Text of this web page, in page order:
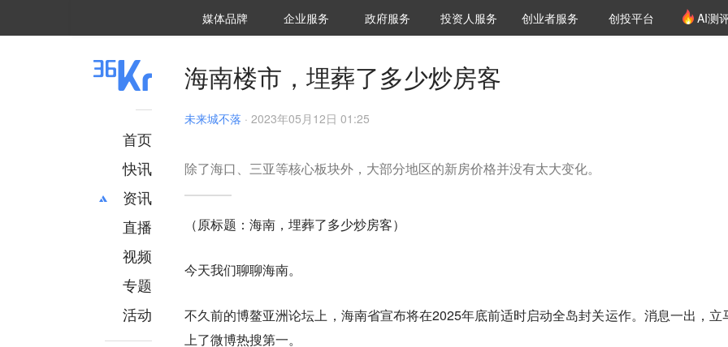
媒体品牌 36Kr研究院
企业服务 城市之窗
政府服务 VClub投资机构库
投资机构职位推介
投资人服务 创投氪堂
创业者服务 创投平台 AI测
首页
快讯
资讯
推荐
财经
项目推荐
安徽
直播
视频
专题
活动
海南楼市，埋葬了多少炒房客
未来城不落 · 2023年05月12日 01:25
除了海口、三亚等核心板块外，大部分地区的新房价格并没有太大变化。
（原标题：海南，埋葬了多少炒房客）
今天我们聊聊海南。
不久前的博鳌亚洲论坛上，海南省宣布将在2025年底前适时启动全岛封关运作。消息一出，立
上了微博热搜第一。